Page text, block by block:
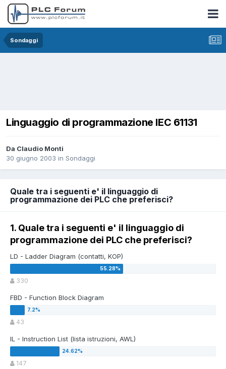
Sondaggi
Linguaggio di programmazione IEC 61131
Da Claudio Monti
30 giugno 2003 in Sondaggi
Quale tra i seguenti e' il linguaggio di
programmazione dei PLC che preferisci?
1. Quale tra i seguenti e' il linguaggio di
programmazione dei PLC che preferisci?
LD - Ladder Diagram (contatti, KOP)
330
FBD - Function Block Diagram
43
IL - Instruction List (lista istruzioni, AWL)
147